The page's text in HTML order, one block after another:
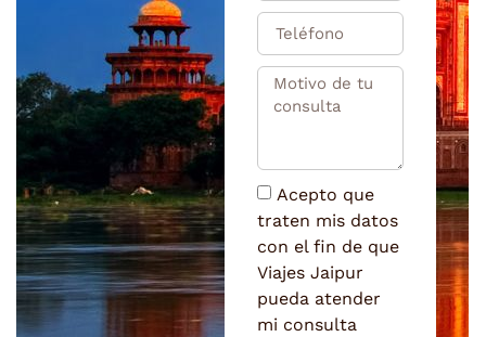
Acepto que
traten mis datos
con el fin de que
Viajes Jaipur
pueda atender
mi consulta